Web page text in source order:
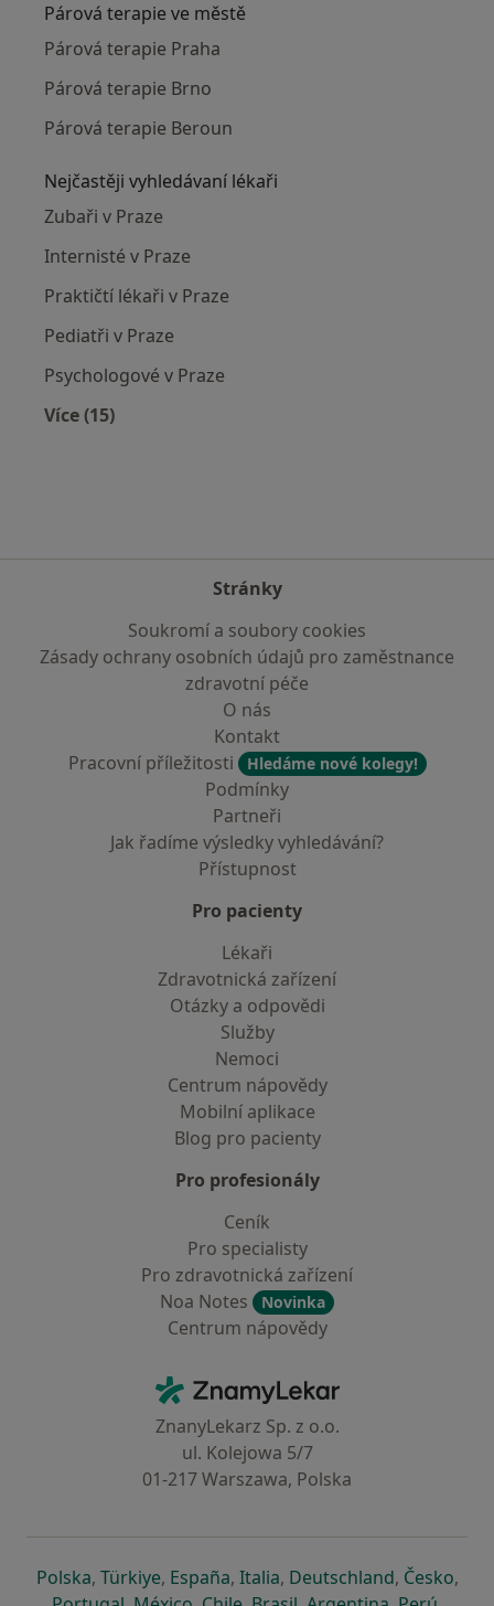
Párová terapie ve městě
Párová terapie Praha
Párová terapie Brno
Párová terapie Beroun
Nejčastěji vyhledávaní lékaři
Zubaři v Praze
Internisté v Praze
Praktičtí lékaři v Praze
Pediatři v Praze
Psychologové v Praze
Více (15)
Stránky
Soukromí a soubory cookies
Zásady ochrany osobních údajů pro zaměstnance
zdravotní péče
O nás
Kontakt
Pracovní příležitosti
Hledáme nové kolegy!
Podmínky
Partneři
Jak řadíme výsledky vyhledávání?
Přístupnost
Pro pacienty
Lékaři
Zdravotnická zařízení
Otázky a odpovědi
Služby
Nemoci
Centrum nápovědy
Mobilní aplikace
Blog pro pacienty
Pro profesionály
Ceník
Pro specialisty
Pro zdravotnická zařízení
Noa Notes
Novinka
Centrum nápovědy
ZnamyLekar - Hlavní stránka
ZnanyLekarz Sp. z o.o.
ul. Kolejowa 5/7
01-217 Warszawa, Polska
Polskase otevře v nové záložce
, Türkiyese otevře v nové záložce
, Españase otevře v nové záložce
, Italiase otevře v nové záložce
, Deutschlandse otevře v
, Českose
,